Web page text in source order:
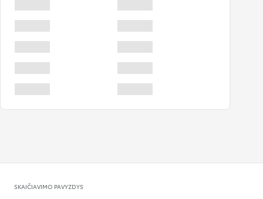
SKAIČIAVIMO PAVYZDYS